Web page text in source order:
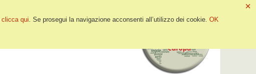
×
clicca qui. Se prosegui la navigazione acconsenti all’utilizzo dei cookie. OK